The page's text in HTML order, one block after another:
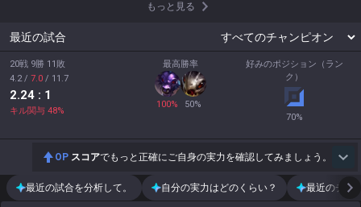
もっと見る
最近の試合
20戦 9勝 11敗
4.2/ 7.0 / 11.7
2.24 : 1
キル関与 48%
最高勝率
100% 50%
好みのポジション（ラン
ク）
70%
OP スコアでもっと正確にご自身の実力を確認してみましょう。
最近の試合を分析して。 自分の実力はどのくらい？ 最近のチー